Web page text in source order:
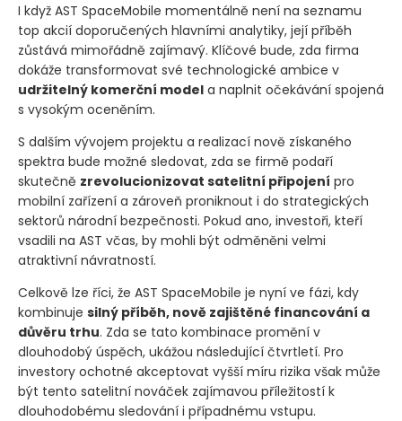
I když AST SpaceMobile momentálně není na seznamu
top akcií doporučených hlavními analytiky, její příběh
zůstává mimořádně zajímavý. Klíčové bude, zda firma
dokáže transformovat své technologické ambice v
udržitelný komerční model a naplnit očekávání spojená
s vysokým oceněním.
S dalším vývojem projektu a realizací nově získaného
spektra bude možné sledovat, zda se firmě podaří
skutečně zrevolucionizovat satelitní připojení pro
mobilní zařízení a zároveň proniknout i do strategických
sektorů národní bezpečnosti. Pokud ano, investoři, kteří
vsadili na AST včas, by mohli být odměněni velmi
atraktivní návratností.
Celkově lze říci, že AST SpaceMobile je nyní ve fázi, kdy
kombinuje silný příběh, nově zajištěné financování a
důvěru trhu. Zda se tato kombinace promění v
dlouhodobý úspěch, ukážou následující čtvrtletí. Pro
investory ochotné akceptovat vyšší míru rizika však může
být tento satelitní nováček zajímavou příležitostí k
dlouhodobému sledování i případnému vstupu.